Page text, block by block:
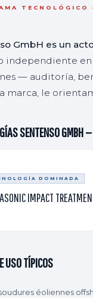
GmbH es un
independiente en
— auditoría,
marca, le
SENTENSO GMBH
DOMINADA
IMPACT
USO TÍPICOS
éoliennes